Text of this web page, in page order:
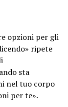
opzioni per gli
ripete
sta
nel tuo corpo
per te».